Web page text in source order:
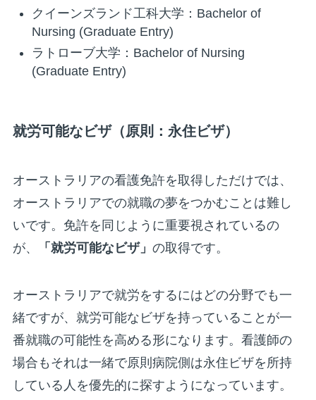
クイーンズランド工科大学：Bachelor of
Nursing (Graduate Entry)
ラトローブ大学：Bachelor of Nursing
(Graduate Entry)
就労可能なビザ（原則：永住ビザ）
オーストラリアの看護免許を取得しただけでは、
オーストラリアでの就職の夢をつかむことは難し
いです。免許を同じように重要視されているの
が、
「就労可能なビザ」 の取得です。
オーストラリアで就労をするにはどの分野でも一
緒ですが、就労可能なビザを持っていることが一
番就職の可能性を高める形になります。看護師の
場合もそれは一緒で原則病院側は永住ビザを所持
している人を優先的に探すようになっています。